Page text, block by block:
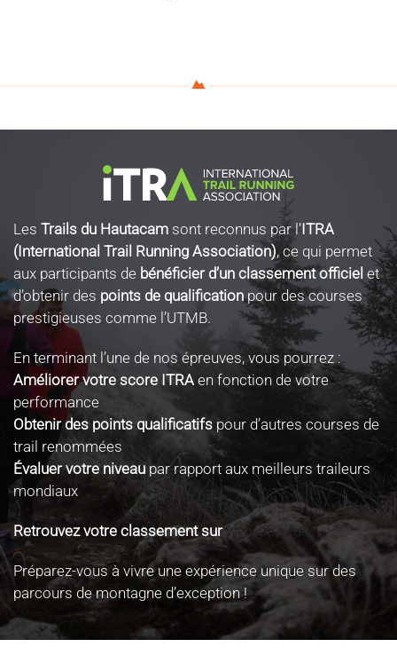
Les Trails du Hautacam sont reconnus par l’ITRA
(International Trail Running Association), ce qui permet
aux participants de bénéficier d’un classement officiel et
d’obtenir des points de qualificationpour des courses
prestigieuses comme l’UTMB.
En terminant l’une de nos épreuves, vous pourrez :
Améliorer votre score ITRA en fonction de votre
performance
Obtenir des points qualificatifs pour d’autres courses de
trail renommées
Évaluer votre niveau par rapport aux meilleurs traileurs
mondiaux
Retrouvez votre classement sur www.itra.run
Préparez-vous à vivre une expérience unique sur des
parcours de montagne d’exception !